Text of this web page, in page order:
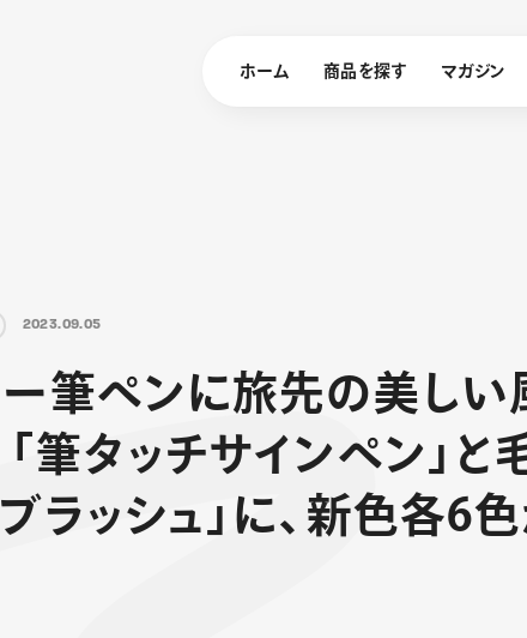
ホーム 商品を探す マガジン
エナージェル サインペン オレンズ
シャープペン
消し具
ブラッシュ（筆）
画材
その他
2023.09.05
ー筆ペンに旅先の美 しい
「 筆タ ッチサインペン 」 と
ブラッシュ 」 に、 新色各6色